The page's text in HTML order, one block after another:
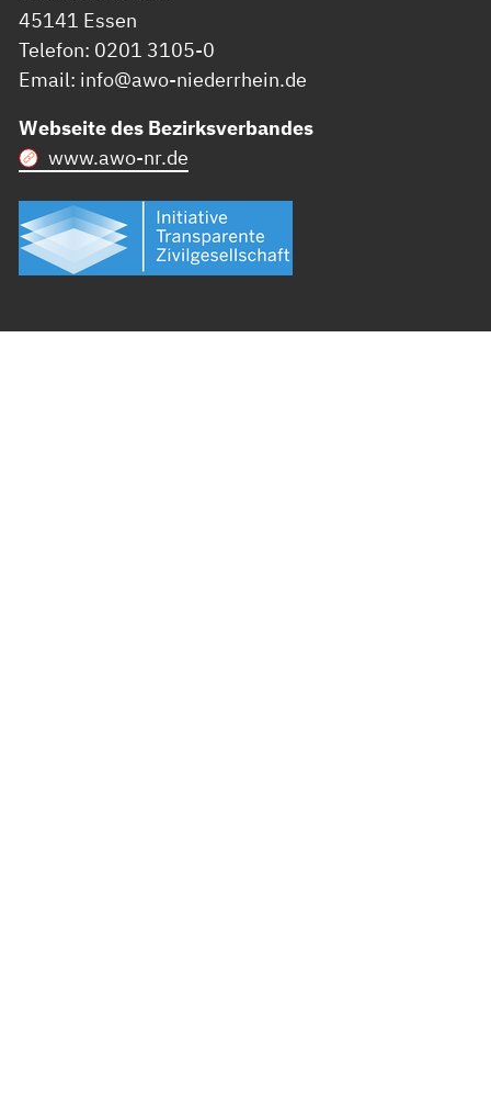
45141 Essen
Telefon: 0201 3105-0
Email: info@awo-niederrhein.de
Webseite des Bezirksverbandes
www.awo-nr.de